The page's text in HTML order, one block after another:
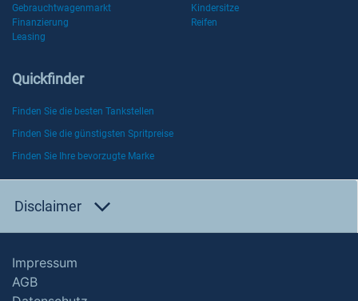
Gebrauchtwagenmarkt
Kindersitze
Finanzierung
Reifen
Leasing
Quickfinder
Finden Sie die besten Tankstellen
Finden Sie die günstigsten Spritpreise
Finden Sie Ihre bevorzugte Marke
Disclaimer
Impressum
AGB